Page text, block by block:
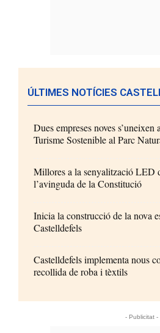
ÚLTIMES NOTÍCIES
Dues empreses noves
Turisme Sostenible al Parc
Millores a la senyalització LED
l’avinguda de la Constitució
Inicia la construcció de la nova
Castelldefels
Castelldefels implementa nous
recollida de roba i tèxtils
- Publicitat -